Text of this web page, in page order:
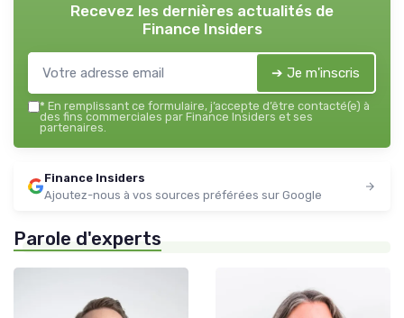
Recevez les dernières actualités de
Finance Insiders
➔ Je m'inscris
* En remplissant ce formulaire, j’accepte d’être contacté(e) à
des fins commerciales par Finance Insiders et ses
partenaires.
Finance Insiders
Ajoutez-nous à vos sources préférées sur Google
Parole d'experts